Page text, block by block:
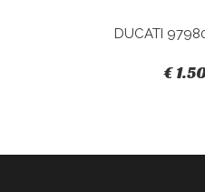
DUCATI
€